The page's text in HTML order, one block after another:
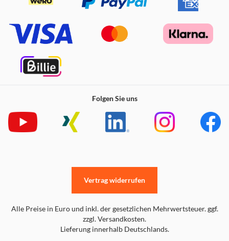
Folgen Sie uns
Alle Preise in Euro und inkl. der gesetzlichen Mehrwertsteuer. ggf.
zzgl. Versandkosten.
Lieferung innerhalb Deutschlands.
Vertrag widerrufen